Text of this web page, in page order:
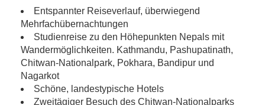
Entspannter Reiseverlauf, überwiegend
Mehrfachübernachtungen
Studienreise zu den Höhepunkten Nepals mit
Wandermöglichkeiten. Kathmandu, Pashupatinath,
Chitwan-Nationalpark, Pokhara, Bandipur und
Nagarkot
Schöne, landestypische Hotels
Zweitägiger Besuch des Chitwan-Nationalparks